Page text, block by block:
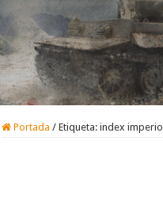
Portada / Etiqueta:index imperio